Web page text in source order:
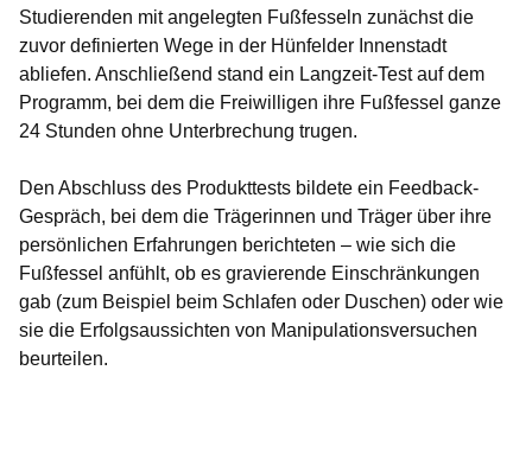
Studierenden mit angelegten Fußfesseln zunächst die
zuvor definierten Wege in der Hünfelder Innenstadt
abliefen. Anschließend stand ein Langzeit-Test auf dem
Programm, bei dem die Freiwilligen ihre Fußfessel ganze
24 Stunden ohne Unterbrechung trugen.
Den Abschluss des Produkttests bildete ein Feedback-
Gespräch, bei dem die Trägerinnen und Träger über ihre
persönlichen Erfahrungen berichteten – wie sich die
Fußfessel anfühlt, ob es gravierende Einschränkungen
gab (zum Beispiel beim Schlafen oder Duschen) oder wie
sie die Erfolgsaussichten von Manipulationsversuchen
beurteilen.